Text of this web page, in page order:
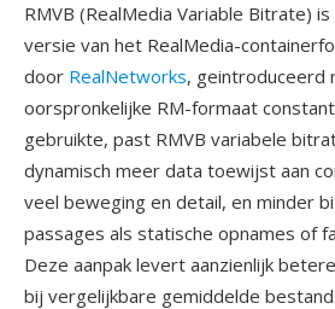
RMVB (RealMedia Variable Bitrate)
versie van het RealMedia-
door RealNetworks, geintroduceerd
oorspronkelijke RM-formaat
gebruikte, past RMVB variabele
dynamisch meer data toewijst aan
veel beweging en detail, en minder
passages als statische opnames of
Deze aanpak levert aanzienlijk
bij vergelijkbare gemiddelde